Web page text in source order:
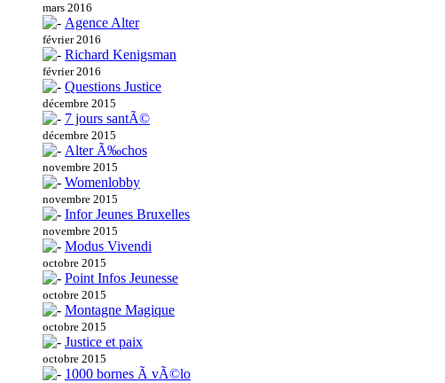
mars 2016
Agence Alter
février 2016
Richard Kenigsman
février 2016
Questions Justice
décembre 2015
7 jours santÃ©
décembre 2015
Alter Ã‰chos
novembre 2015
Womenlobby
novembre 2015
Infor Jeunes Bruxelles
novembre 2015
Modus Vivendi
octobre 2015
Point Infos Jeunesse
octobre 2015
Montagne Magique
octobre 2015
Justice et paix
octobre 2015
1000 bornes Ã vÃ©lo